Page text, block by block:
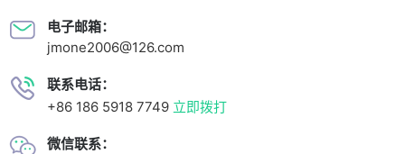
电子邮箱：
jmone2006@126.com
联系电话：
+86 186 5918 7749 立即拨打
微信联系：